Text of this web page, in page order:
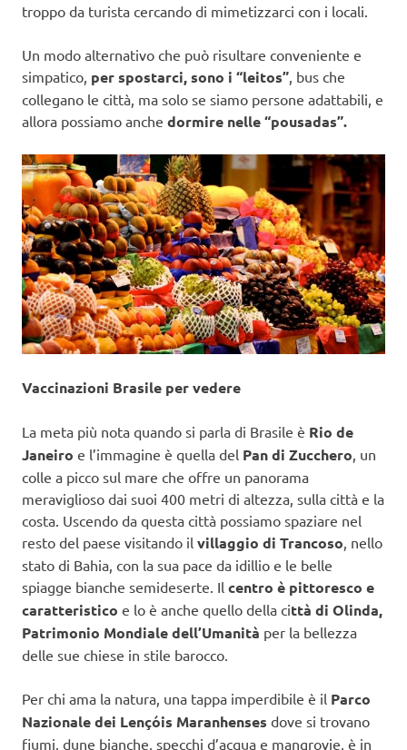
troppo da turista cercando di mimetizzarci con i locali.
Un modo alternativo che può risultare conveniente e
simpatico, per spostarci, sono i “leitos”, bus che
collegano le città, ma solo se siamo persone adattabili, e
allora possiamo anche dormire nelle “pousadas”.
Vaccinazioni Brasile per vedere
La meta più nota quando si parla di Brasile è Rio de
Janeiro e l’immagine è quella del Pan di Zucchero , un
colle a picco sul mare che offre un panorama
meraviglioso dai suoi 400 metri di altezza, sulla città e la
costa. Uscendo da questa città possiamo spaziare nel
resto del paese visitando il villaggio di Trancoso , nello
stato di Bahia, con la sua pace da idillio e le belle
spiagge bianche semideserte. Il centro è pittoresco e
caratteristico e lo è anche quello della città di Olinda,
Patrimonio Mondiale dell’Umanità per la bellezza
delle sue chiese in stile barocco.
Per chi ama la natura, una tappa imperdibile è il Parco
Nazionale dei Lençóis Maranhenses dove si trovano
fiumi, dune bianche, specchi d’acqua e mangrovie, è in